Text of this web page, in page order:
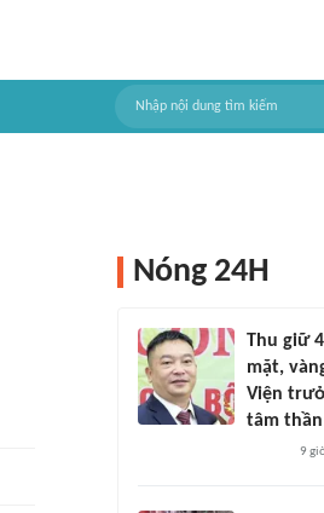
Nóng 24H
Thu giữ
mặt,
Viện
tâm
9